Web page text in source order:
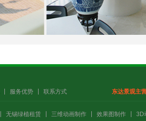
服务优势 联系方式 东达景观主
无锡绿植租赁 三维动画制作 效果图制作 3D